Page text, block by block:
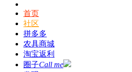
首页
社区
拼多多
农具商城
淘宝返利
圈子Call me